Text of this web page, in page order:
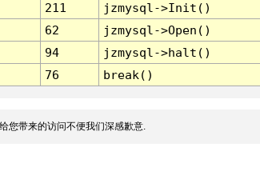
211
jzmysql->Init()
62
jzmysql->Open()
94
jzmysql->halt()
76 break()
您带来的访问不便我们深感歉意.